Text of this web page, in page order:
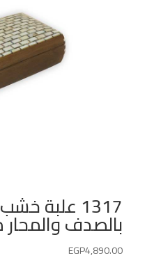
1317
بالصدف والمحار
EGP4,890.00